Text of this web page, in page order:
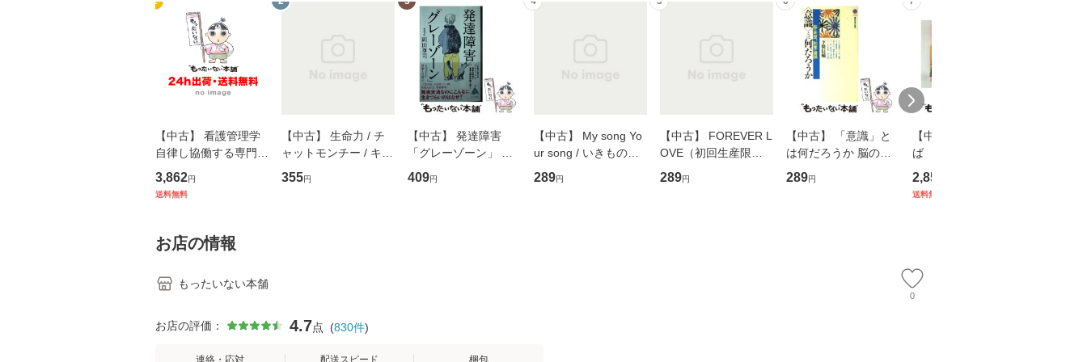
【中古】 看護管理学
自律し協働する専門職
の看護マネジメントス
キル 改訂第3版 (看護
堂 [単行
3,862円
送料無料
【中古】 生命力 / チ
ャットモンチー / キュ
ーンレコード [CD]
【メール便送料無料】
355円
【中古】 発達障害
「グレーゾーン」 そ
の正しい理解と克服法
(SB新書 572) / 岡田尊
409円
【中古】 My song Yo
ur song / いきものが
かり / [CD]【メール便
送料無料】
289円
【中古】 FOREVER L
OVE（初回生産限定
盤） / 清水翔太×加藤
ミリヤ / [CD]【メール
289円
【中古】 「意識」と
は何だろうか 脳の来
歴、知覚の錯誤 （講
談社現代新書） / 下条
289円
【中古】 耳をすませ
ば 〈2枚組〉 [DVD] /
ブエナ・ビスタ・ホー
ム・エンターテイメン
2,852
送料無料
お店の情報
もったいない本舗
0
お店の評価： 4.7点 (830件)